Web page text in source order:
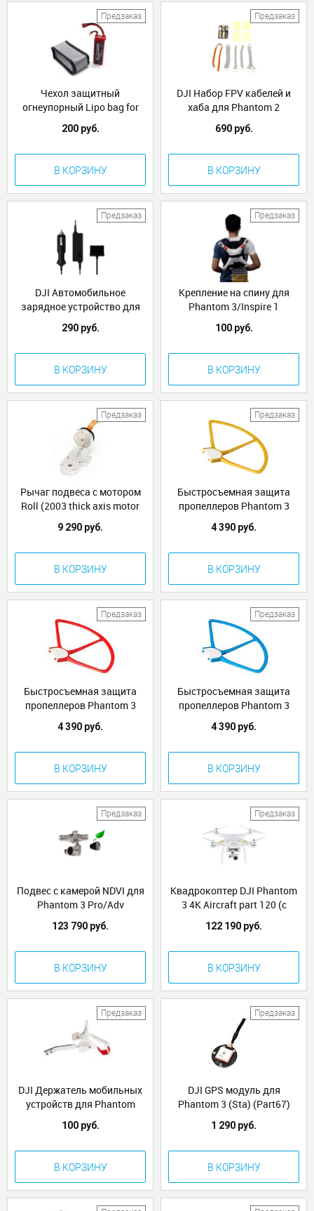
Предзаказ
Чехол защитный
огнеупорный Lipo bag for
DJI inspire 1/DJI phantom
4/3 /2 battery (2)
200 руб.
В КОРЗИНУ
Предзаказ
DJI Набор FPV кабелей и
хаба для Phantom 2
690 руб.
В КОРЗИНУ
Предзаказ
DJI Автомобильное
зарядное устройство для
Phantom 2
290 руб.
В КОРЗИНУ
Предзаказ
Крепление на спину для
Phantom 3/Inspire 1
100 руб.
В КОРЗИНУ
Предзаказ
Рычаг подвеса с мотором
Roll (2003 thick axis motor
roll) DJI Phantom 3 Pro/Adv
(8.8)
9 290 руб.
В КОРЗИНУ
Предзаказ
Быстросъемная защита
пропеллеров Phantom 3
Желтая
4 390 руб.
В КОРЗИНУ
Предзаказ
Быстросъемная защита
пропеллеров Phantom 3
Красная
4 390 руб.
В КОРЗИНУ
Предзаказ
Быстросъемная защита
пропеллеров Phantom 3
Синяя
4 390 руб.
В КОРЗИНУ
Предзаказ
Подвес с камерой NDVI для
Phantom 3 Pro/Adv
123 790 руб.
В КОРЗИНУ
Предзаказ
Квадрокоптер DJI Phantom
3 4K Aircraft part 120 (с
камерой, аккумулятором,
комплектом пропеллеров)
122 190 руб.
В КОРЗИНУ
Предзаказ
DJI Держатель мобильных
устройств для Phantom
3(Sta) Mobile Device Holder
(Part80)
100 руб.
В КОРЗИНУ
Предзаказ
DJI GPS модуль для
Phantom 3 (Sta) (Part67)
1 290 руб.
В КОРЗИНУ